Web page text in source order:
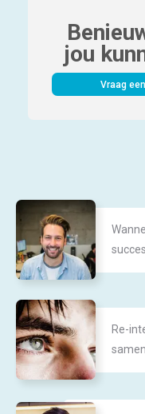
jou
Vraag
Re-
samen